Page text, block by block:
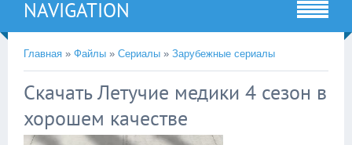
NAVIGATION
Главная » Файлы » Сериалы » Зарубежные сериалы
Скачать Летучие медики 4 сезон в
хорошем качестве